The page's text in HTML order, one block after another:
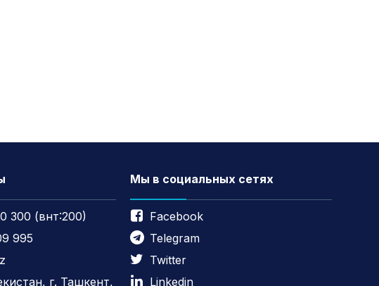
300 (внт:200)
995
г. Ташкент,
Мы в социальных сетях
Facebook
Telegram
Twitter
Linkedin